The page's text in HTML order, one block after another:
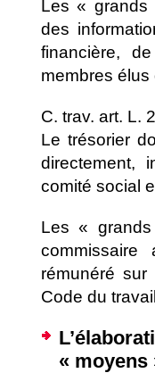
Les « grands
des
financière,
membres
C. trav. art. L.
Le trésorier
directement,
comité social
Les «
rémunéré
Code du
« moyens